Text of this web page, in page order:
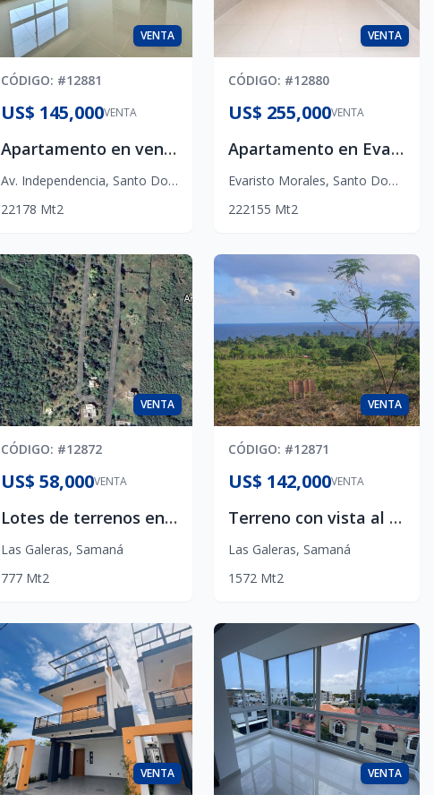
VENTA
CÓDIGO: #12881
VENTA
US$ 145,000
Apartamento en venta de 2 habitaciones, Avenida Independencia
Av. Independencia, Santo Domingo D.N.
221 78 Mt2
VENTA
CÓDIGO: #12880
VENTA
US$ 255,000
Apartamento en Evaristo Morales, 2 habitaciones
Evaristo Morales, Santo Domingo D.N.
222155 Mt2
VENTA
CÓDIGO: #12872
VENTA
US$ 58,000
Lotes de terrenos en Las Galeras , Samaná
Las Galeras, Samaná
777 Mt2
VENTA
CÓDIGO: #12871
VENTA
US$ 142,000
Terreno con vista al mar en Las Galeras , Samaná
Las Galeras, Samaná
1572 Mt2
VENTA VENTA